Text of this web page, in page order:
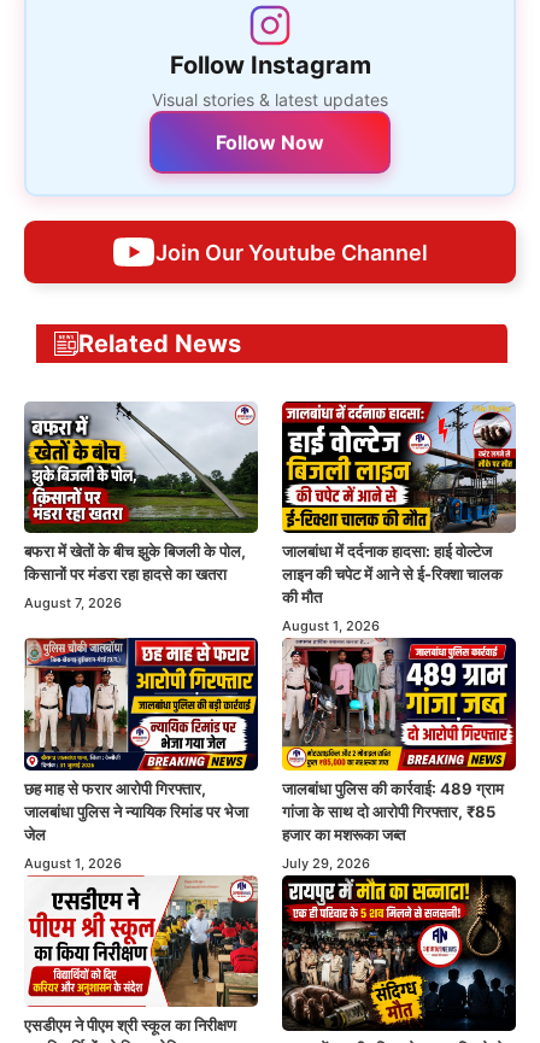
Follow Instagram
Visual stories & latest updates
Follow Now
Join Our Youtube Channel
Related News
बफरा में खेतों के बीच झुके बिजली के पोल,
किसानों पर मंडरा रहा हादसे का खतरा
August 7, 2026
जालबांधा में दर्दनाक हादसा: हाई वोल्टेज
लाइन की चपेट में आने से ई-रिक्शा चालक
की मौत
August 1, 2026
छह माह से फरार आरोपी गिरफ्तार,
जालबांधा पुलिस ने न्यायिक रिमांड पर भेजा
जेल
August 1, 2026
जालबांधा पुलिस की कार्रवाई: 489 ग्राम
गांजा के साथ दो आरोपी गिरफ्तार, ₹85
हजार का मशरूका जब्त
July 29, 2026
एसडीएम ने पीएम श्री स्कूल का निरीक्षण